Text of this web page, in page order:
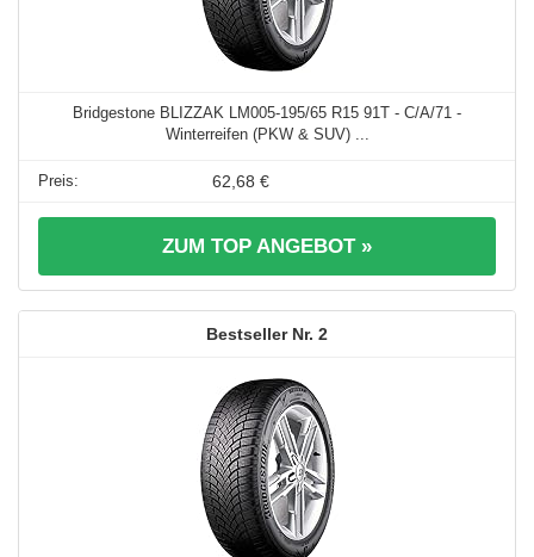
Bridgestone BLIZZAK LM005-195/65 R15 91T - C/A/71 -
Winterreifen (PKW & SUV) ...
62,68 €
ZUM TOP ANGEBOT »
2